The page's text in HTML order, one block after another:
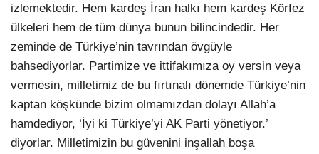
izlemektedir. Hem kardeş İran halkı hem kardeş Körfez
ülkeleri hem de tüm dünya bunun bilincindedir. Her
zeminde de Türkiye’nin tavrından övgüyle
bahsediyorlar. Partimize ve ittifakımıza oy versin veya
vermesin, milletimiz de bu fırtınalı dönemde Türkiye’nin
kaptan köşkünde bizim olmamızdan dolayı Allah’a
hamdediyor, ‘İyi ki Türkiye’yi AK Parti yönetiyor.’
diyorlar. Milletimizin bu güvenini inşallah boşa